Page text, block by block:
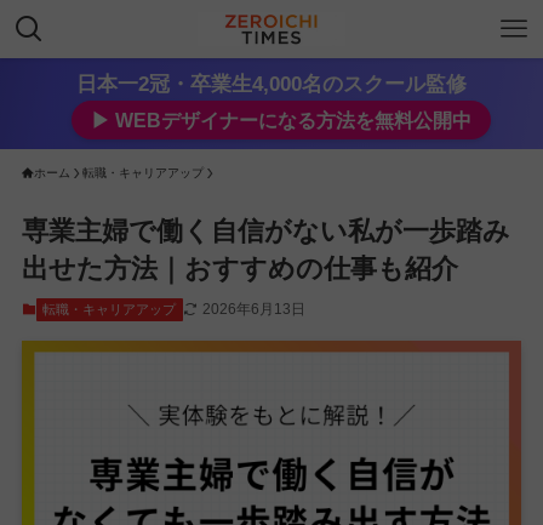
日本一2冠・卒業生4,000名のスクール監修
▶︎ WEBデザイナーになる方法を無料公開中
ホーム 転職・キャリアアップ
専業主婦で働く自信がない私が一歩踏み
出せた方法｜おすすめの仕事も紹介
転職・キャリアアップ 2026年6月13日